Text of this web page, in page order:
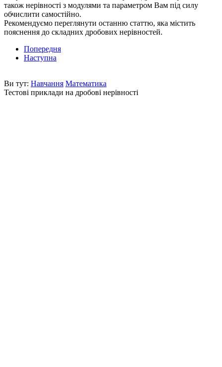
також нерівності з модулями та параметром Вам під силу
обчислити самостійно.
Рекомендуємо переглянути останню статтю, яка містить
пояснення до складних дробових нерівностей.
Попередня
Наступна
Ви тут: Навчання Математика
Тестові приклади на дробові нерівності